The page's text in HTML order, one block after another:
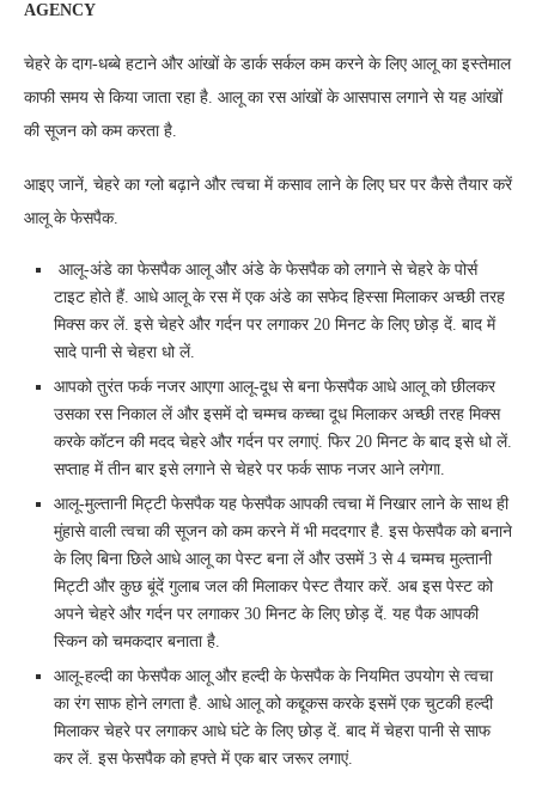
AGENCY
चेहरे के दाग-धब्बे हटाने और आंखों के डार्क सर्कल कम करने के लिए आलू का इस्तेमाल
काफी समय से किया जाता रहा है. आलू का रस आंखों के आसपास लगाने से यह आंखों
की सूजन को कम करता है.
आइए जानें, चेहरे का ग्लो बढ़ाने और त्वचा में कसाव लाने के लिए घर पर कैसे तैयार करें
आलू के फेसपैक.
आलू-अंडे का फेसपैक आलू और अंडे के फेसपैक को लगाने से चेहरे के पोर्स
टाइट होते हैं. आधे आलू के रस में एक अंडे का सफेद हिस्सा मिलाकर अच्छी तरह
मिक्स कर लें. इसे चेहरे और गर्दन पर लगाकर 20 मिनट के लिए छोड़ दें. बाद में
सादे पानी से चेहरा धो लें.
आपको तुरंत फर्क नजर आएगा आलू-दूध से बना फेसपैक आधे आलू को छीलकर
उसका रस निकाल लें और इसमें दो चम्‍मच कच्‍चा दूध मिलाकर अच्‍छी तरह मिक्‍स
करके कॉटन की मदद चेहरे और गर्दन पर लगाएं. फिर 20 मिनट के बाद इसे धो लें.
सप्‍ताह में तीन बार इसे लगाने से चेहरे पर फर्क साफ नजर आने लगेगा.
आलू-मुल्तानी मिट्टी फेसपैक यह फेसपैक आपकी त्‍वचा में निखार लाने के साथ ही
मुंहासे वाली त्‍वचा की सूजन को कम करने में भी मददगार है. इस फेसपैक को बनाने
के लिए बिना छिले आधे आलू का पेस्‍ट बना लें और उसमें 3 से 4 चम्‍मच मुल्‍तानी
मिट्टी और कुछ बूंदें गुलाब जल की मिलाकर पेस्ट तैयार करें. अब इस पेस्‍ट को
अपने चेहरे और गर्दन पर लगाकर 30 मिनट के लिए छोड़ दें. यह पैक आपकी
स्किन को चमकदार बनाता है.
आलू-हल्दी का फेसपैक आलू और हल्‍दी के फेसपैक के नियमित उपयोग से त्‍वचा
का रंग साफ होने लगता है. आधे आलू को कद्दूकस करके इसमें एक चुटकी हल्‍दी
मिलाकर चेहरे पर लगाकर आधे घंटे के लिए छोड़ दें. बाद में चेहरा पानी से साफ
कर लें. इस फेसपैक को हफ्ते में एक बार जरूर लगाएं.